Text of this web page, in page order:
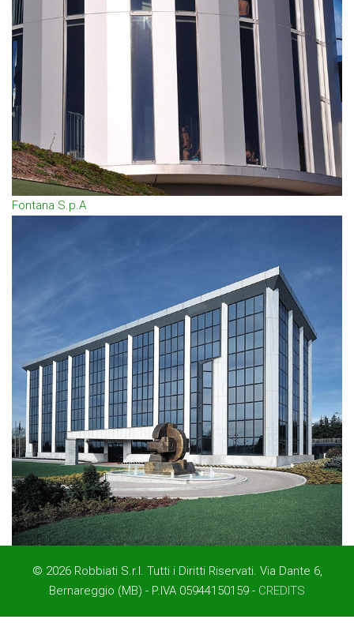
Fontana S.p.A
© 2026 Robbiati S.r.l. Tutti i Diritti Riservati. Via Dante 6,
Bernareggio (MB) - P.IVA 05944150159 - CREDITS